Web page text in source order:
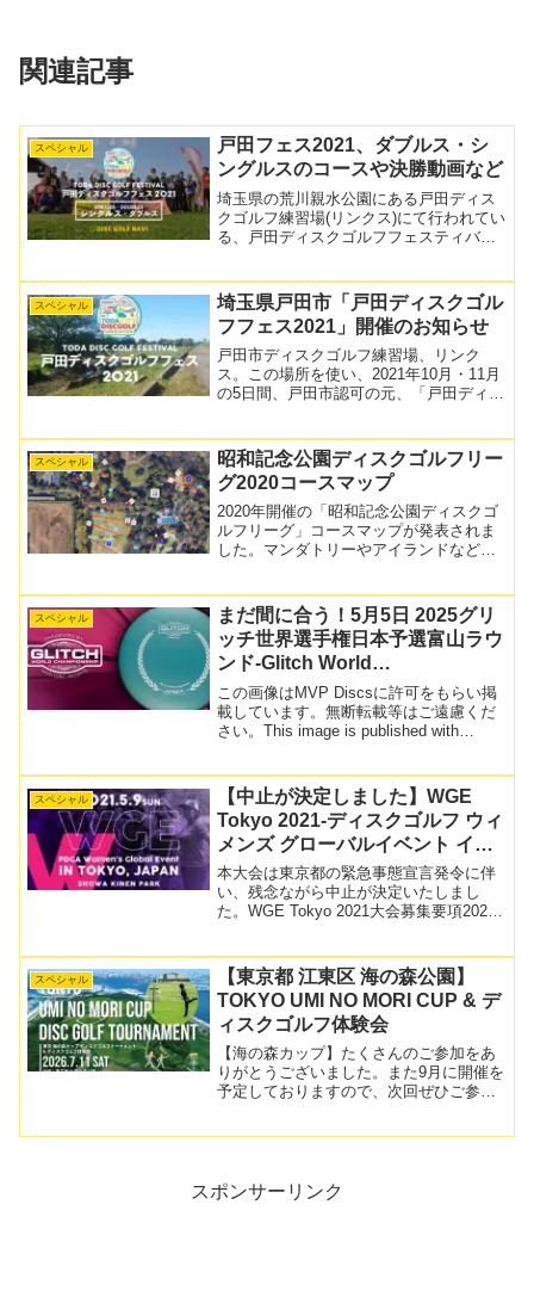
関連記事
スペシャル
戸田フェス2021、ダブルス・シ
ングルスのコースや決勝動画など
埼玉県の荒川親水公園にある戸田ディス
クゴルフ練習場(リンクス)にて行われてい
る、戸田ディスクゴルフフェスティバル
ろのみとなりました。10月9日、24日に
は練習...
スペシャル
埼玉県戸田市「戸田ディスクゴル
フフェス2021」開催のお知らせ
戸田市ディスクゴルフ練習場、リンク
ス。この場所を使い、2021年10月・11月
の5日間、戸田市認可の元、「戸田ディス
け出を出して利用しているディスクゴル
フの練習場で...
スペシャル
昭和記念公園ディスクゴルフリー
グ2020コースマップ
2020年開催の「昭和記念公園ディスクゴ
ルフリーグ」コースマップが発表されま
した。マンダトリーやアイランドなどが
で、こちらのコースマップで脳内イメト
レをばっちりしておき...
スペシャル
まだ間に合う！5月5日 2025グリ
ッチ世界選手権日本予選富山ラウ
ンド-Glitch World
Championship Qualifiers in
Japan-
この画像はMVP Discsに許可をもらい掲
載しています。無断転載等はご遠慮くだ
さい。This image is published with
スペシャル
【中止が決定しました】WGE
Tokyo 2021-ディスクゴルフ ウィ
メンズ グローバルイベント イン
東京-開催概要・募集要項
本大会は東京都の緊急事態宣言発令に伴
い、残念ながら中止が決定いたしまし
た。WGE Tokyo 2021大会募集要項2021
ントリー、有難うございました！2021
年...
スペシャル
【東京都 江東区 海の森公園】
TOKYO UMI NO MORI CUP & デ
ィスクゴルフ体験会
【海の森カップ】たくさんのご参加をあ
りがとうございました。また9月に開催を
予定しておりますので、次回ぜひご参加
スポンサーリンク